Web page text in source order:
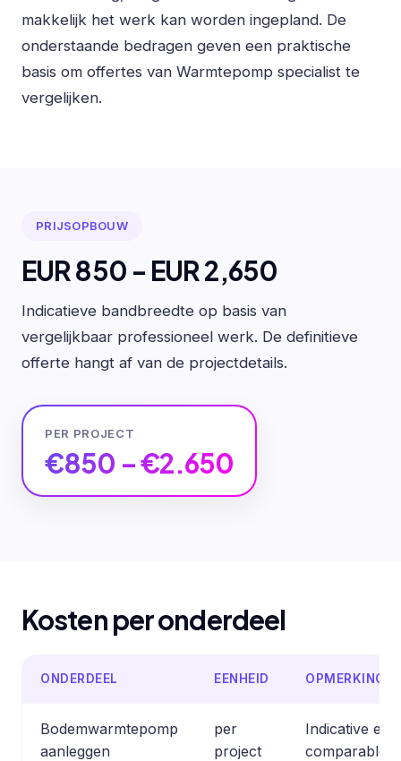
makkelijk het werk kan worden ingepland. De
onderstaande bedragen geven een praktische
basis om offertes van Warmtepomp specialist te
vergelijken.
PRIJSOPBOUW
EUR 850 - EUR 2,650
Indicatieve bandbreedte op basis van
vergelijkbaar professioneel werk. De definitieve
offerte hangt af van de projectdetails.
PER PROJECT
€850 – €2.650
Kosten per onderdeel
ONDERDEEL EENHEID OPMERKING
Bodemwarmtepomp
aanleggen
per
project
Indicative
comparable